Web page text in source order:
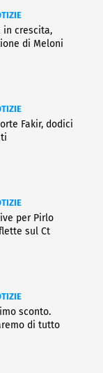
in crescita,
di Meloni
Fakir, dodici
per Pirlo
sul Ct
sconto.
di tutto